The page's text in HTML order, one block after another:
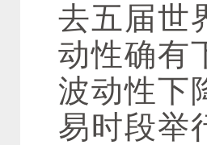
去五届世
动性确有
波动性下
易时段举